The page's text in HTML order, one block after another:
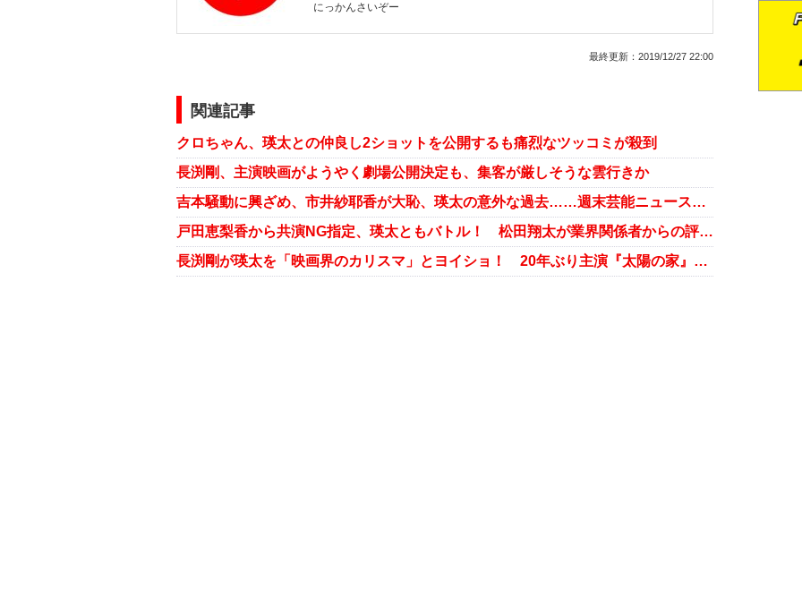
にっかんさいぞー
最終更新： 2019/12/27 22:00
関連記事
クロちゃん、瑛太との仲良し2ショットを公開するも痛烈なツッコミが殺到
長渕剛、主演映画がようやく劇場公開決定も、集客が厳しそうな雲行きか
吉本騒動に興ざめ、市井紗耶香が大恥、瑛太の意外な過去……週末芸能ニュース雑話
戸田恵梨香から共演NG指定、瑛太ともバトル！ 松田翔太が業界関係者からの評価が低いワケ
長渕剛が瑛太を「映画界のカリスマ」とヨイショ！ 20年ぶり主演『太陽の家』配給不明の怪